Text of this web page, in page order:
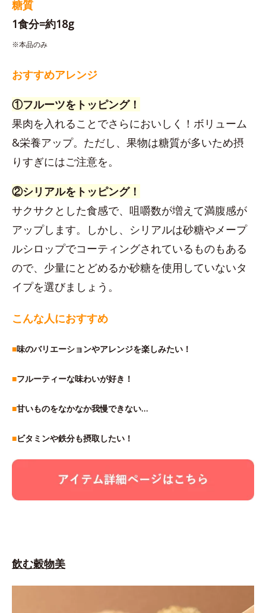
糖質
1食分=約18g
※本品のみ
おすすめアレンジ
①フルーツをトッピング！
果肉を入れることでさらにおいしく！ボリューム
&栄養アップ。ただし、果物は糖質が多いため摂
りすぎにはご注意を。
②シリアルをトッピング！
サクサクとした食感で、咀嚼数が増えて満腹感が
アップします。しかし、シリアルは砂糖やメープ
ルシロップでコーティングされているものもある
ので、少量にとどめるか砂糖を使用していないタ
イプを選びましょう。
こんな人におすすめ
■味のバリエーションやアレンジを楽しみたい！
■フルーティーな味わいが好き！
■甘いものをなかなか我慢できない…
■ビタミンや鉄分も摂取したい！
飲む穀物美